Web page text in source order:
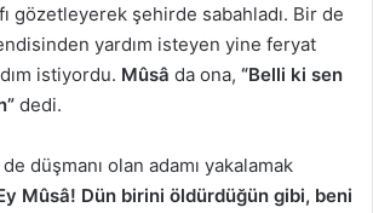
gözetleyerek şehirde sabahladı. Bir de
yardım isteyen yine feryat
istiyordu. Mûsâ da ona, “Belli ki sen
dedi.
düşmanı olan adamı yakalamak
Mûsâ! Dün birini öldürdüğün gibi, beni